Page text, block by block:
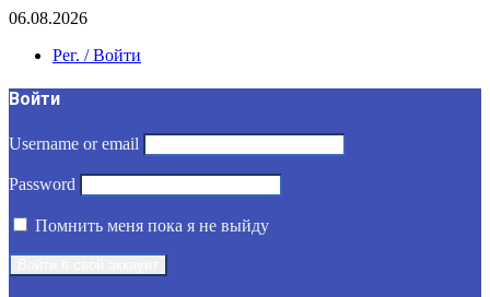
06.08.2026
Рег. / Войти
Войти
Username or email
Password
Помнить меня пока я не выйду